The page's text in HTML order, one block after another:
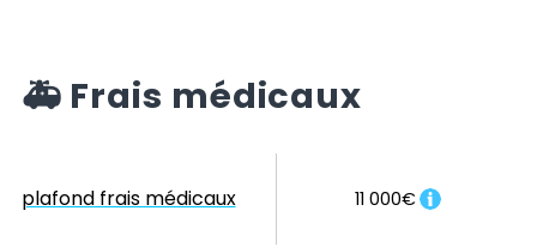
🚑 Frais médicaux
plafond frais médicaux 11 000€